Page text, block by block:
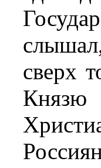
сверх
Князю